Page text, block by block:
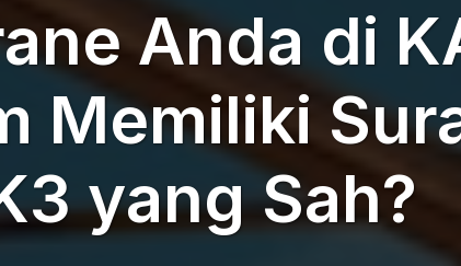
Anda di
Memiliki
yang Sah?